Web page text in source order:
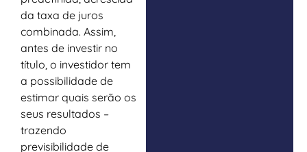
da taxa de juros
combinada. Assim,
antes de investir no
título, o investidor tem
a possibilidade de
estimar quais serão os
seus resultados –
trazendo
previsibilidade de